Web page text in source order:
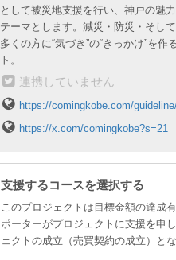
として被災地支援を行い、神戸の魅
テーマとします。減災・防災・そし
多くの方に“気づき”の“きっかけ”を作
ト。
連携していません
https://comingkobe.com/
https://x.com/comingkobe?s=21
支援するコースを選択する
このプロジェクトは目標金額の達成
ポーターがプロジェクトに支援を申
ェクトの成立（売買契約の成立）とな